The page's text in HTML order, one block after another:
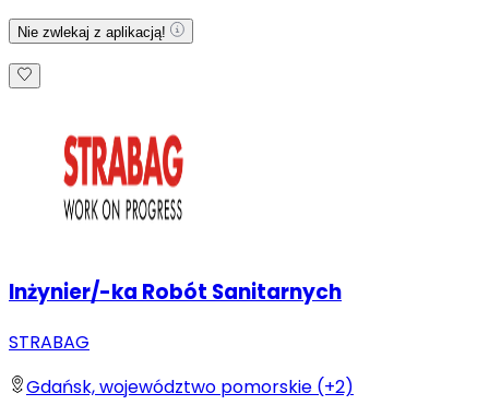
Nie zwlekaj z aplikacją!
Inżynier/-ka Robót Sanitarnych
STRABAG
Gdańsk, województwo pomorskie (+2)